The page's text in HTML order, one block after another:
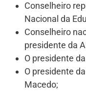
Conselheiro
Nacional da
Conselheiro
presidente da
O presidente
O presidente
Macedo;